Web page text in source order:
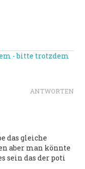
- bitte trotzdem
ANTWORTEN
das gleiche
aber man könnte
sein das der poti